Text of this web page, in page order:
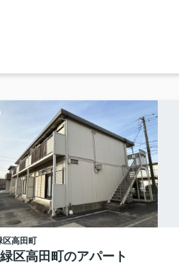
区高田町
区高田町のアパート